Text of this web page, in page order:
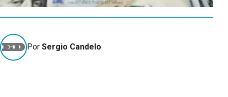
Por Sergio Candelo